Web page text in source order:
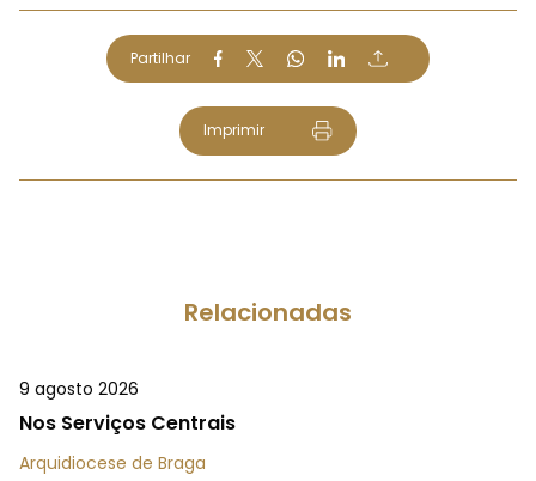
Partilhar
Imprimir
Relacionadas
9 agosto 2026
Nos Serviços Centrais
Arquidiocese de Braga